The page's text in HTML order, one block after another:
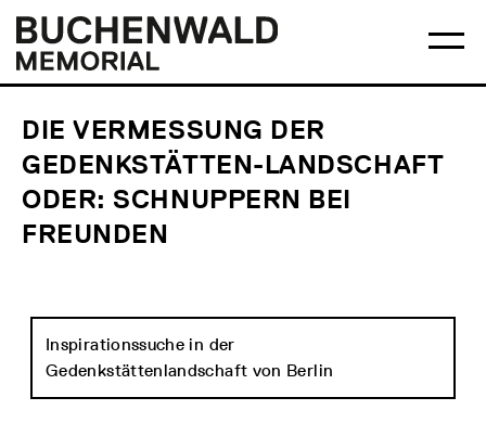
content
menu
Buchenwald
Memorial
DIE VERMESSUNG DER
GEDENKSTÄTTEN-LANDSCHAFT
ODER: SCHNUPPERN BEI
FREUNDEN
Inspirationssuche in der
Gedenkstättenlandschaft von Berlin